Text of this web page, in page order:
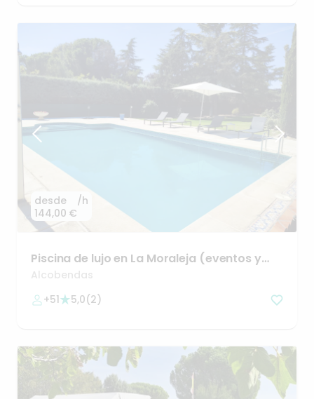
desde
144,00 €
/h
Piscina de lujoen La Moraleja (eventos y
grupos)
Alcobendas
+51
5,0(2)